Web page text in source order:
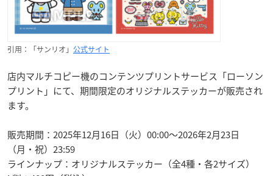
引用：「サンリオ」 公式サイト
店内マルチコピー機のコンテンツプリントサービス「ローソン
プリント」にて、期間限定のオリジナルステッカーが販売され
ます。
販売期間：2025年12月16日（火）00:00〜2026年2月23日
（月・祝）23:59
ラインナップ：オリジナルステッカー（全4種・各2サイズ）